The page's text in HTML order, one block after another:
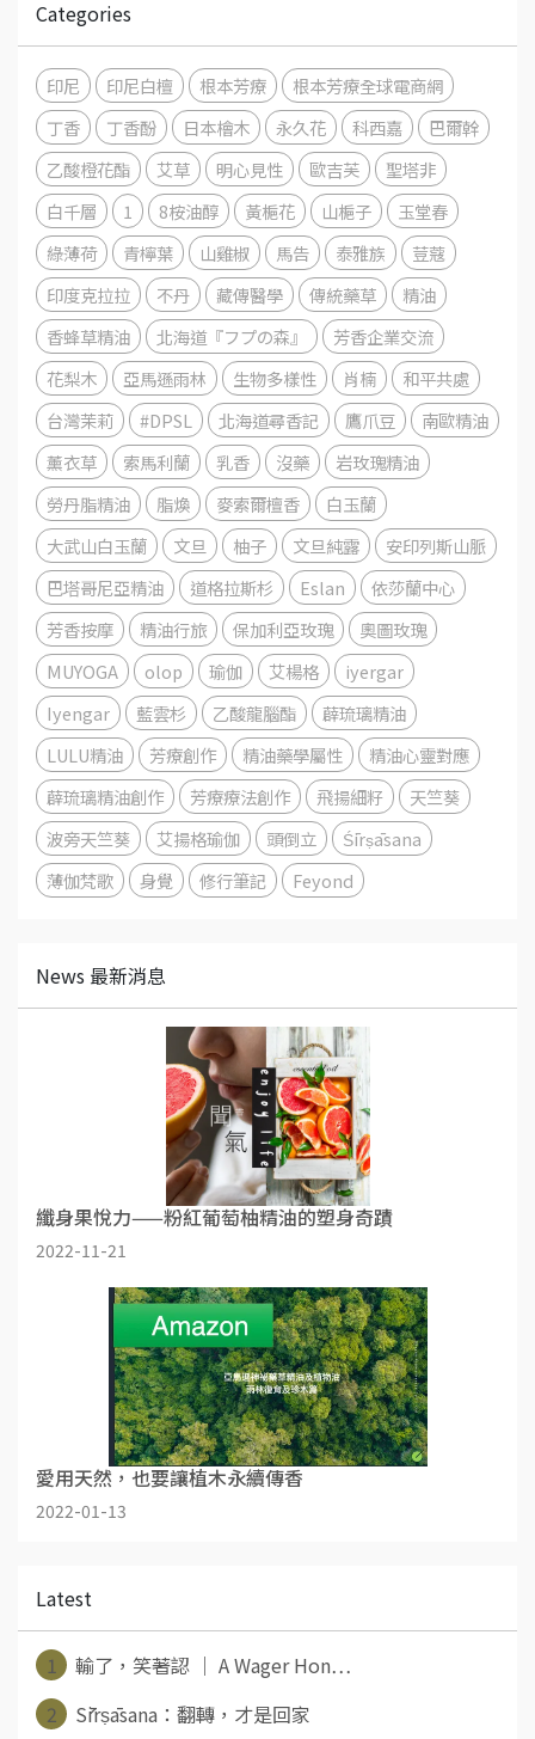
Categories
印尼 印尼白檀 根本芳療
根本芳療全球電商網
丁香
丁香酚 日本檜木 永久花 科西嘉
巴爾幹
乙酸橙花酯
艾草 明心見性 歐吉芙
聖塔非
白千層
1 8桉油醇 黃梔花 山梔子
玉堂春
綠薄荷
青檸葉 山雞椒 馬告 泰雅族
荳蔻
印度克拉拉
不丹 藏傳醫學 傳統藥草
精油
香蜂草精油
北海道『フプの森』
芳香企業交流
花梨木
亞馬遜雨林 生物多樣性 肖楠
和平共處
台灣茉莉
#DPSL 北海道尋香記 鷹爪豆
南歐精油
薰衣草
索馬利蘭 乳香 沒藥
岩玫瑰精油
勞丹脂精油
脂煥 麥索爾檀香
白玉蘭
大武山白玉蘭
文旦 柚子 文旦純露
安印列斯山脈
巴塔哥尼亞精油
道格拉斯杉 Eslan
依莎蘭中心
芳香按摩
精油行旅 保加利亞玫瑰
奧圖玫瑰
MUYOGA
olop 瑜伽 艾楊格
iyergar
Iyengar
藍雲杉 乙酸龍腦酯
薜琉璃精油
LULU精油
芳療創作 精油藥學屬性
精油心靈對應
薜琉璃精油創作
芳療療法創作 飛揚細籽
天竺葵
波旁天竺葵
艾揚格瑜伽 頭倒立
Śīrṣāsana
薄伽梵歌
身覺 修行筆記 Feyond
News 最新消息
纖身果悅力——粉紅葡萄柚精油的塑身奇蹟
2022-11-21
愛用天然，也要讓植木永續傳香
2022-01-13
Latest
1
輸了，笑著認 ｜ A Wager Hon⋯
2
Śīrṣāsana：翻轉，才是回家